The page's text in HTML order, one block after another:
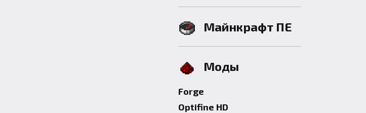
Майнкрафт ПЕ
Моды
Forge
Optifine HD